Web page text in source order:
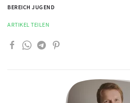
BEREICH JUGEND
ARTIKEL TEILEN